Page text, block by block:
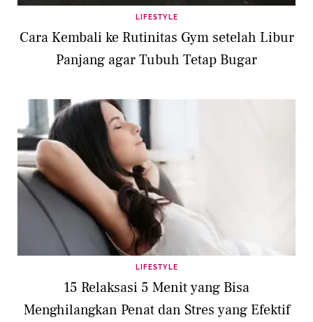
LIFESTYLE
Cara Kembali ke Rutinitas Gym setelah Libur
Panjang agar Tubuh Tetap Bugar
LIFESTYLE
15 Relaksasi 5 Menit yang Bisa
Menghilangkan Penat dan Stres yang Efektif